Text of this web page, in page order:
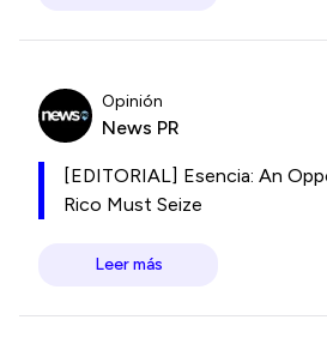
Opinión
News PR
[EDITORIAL] Esencia: An
Rico Must Seize
Leer más